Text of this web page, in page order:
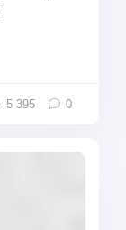
5 395 0